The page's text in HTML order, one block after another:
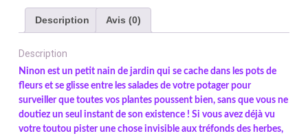
de
Jardin
Description Avis (0)
Description
Ninon est un petit nain de jardin qui se cache dans les pots de
fleurs et se glisse entre les salades de votre potager pour
surveiller que toutes vos plantes poussent bien, sans que vous ne
doutiez un seul instant de son existence ! Si vous avez déjà vu
votre toutou pister une chose invisible aux tréfonds des herbes,